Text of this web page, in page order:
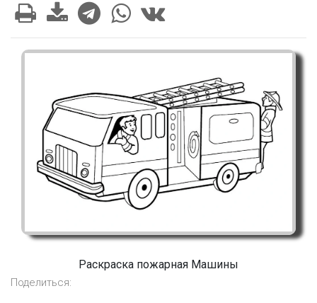
Раскраска пожарная Машины
Поделиться: